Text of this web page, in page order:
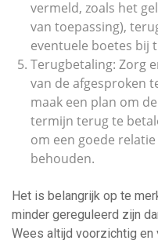
vermeld, zoals het
van toepassing),
eventuele boetes bij
Terugbetaling: Zorg
van de afgesproken
maak een plan om
termijn terug te
om een goede
behouden.
Het is belangrijk op te
minder gereguleerd zijn
Wees altijd voorzichtig en